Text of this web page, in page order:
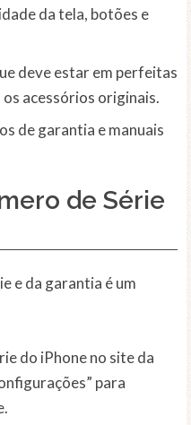
da tela, botões e
deve estar em perfeitas
acessórios originais.
de garantia e manuais
de Série
e da garantia é um
do iPhone no site da
para